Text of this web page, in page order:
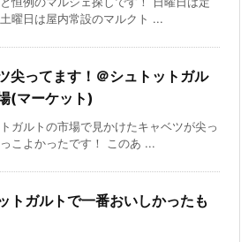
曜日は屋内常設のマルクト ...
尖ってます！＠シュトットガル
(マーケット)
ガルトの市場で見かけたキャベツが尖っ
こよかったです！ このあ ...
トガルトで一番おいしかったも